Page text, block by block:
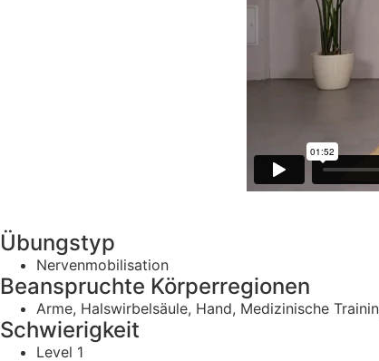
Übungstyp
Nervenmobilisation
Beanspruchte Körperregionen
Arme, Halswirbelsäule, Hand, Medizinische
Schwierigkeit
Level 1